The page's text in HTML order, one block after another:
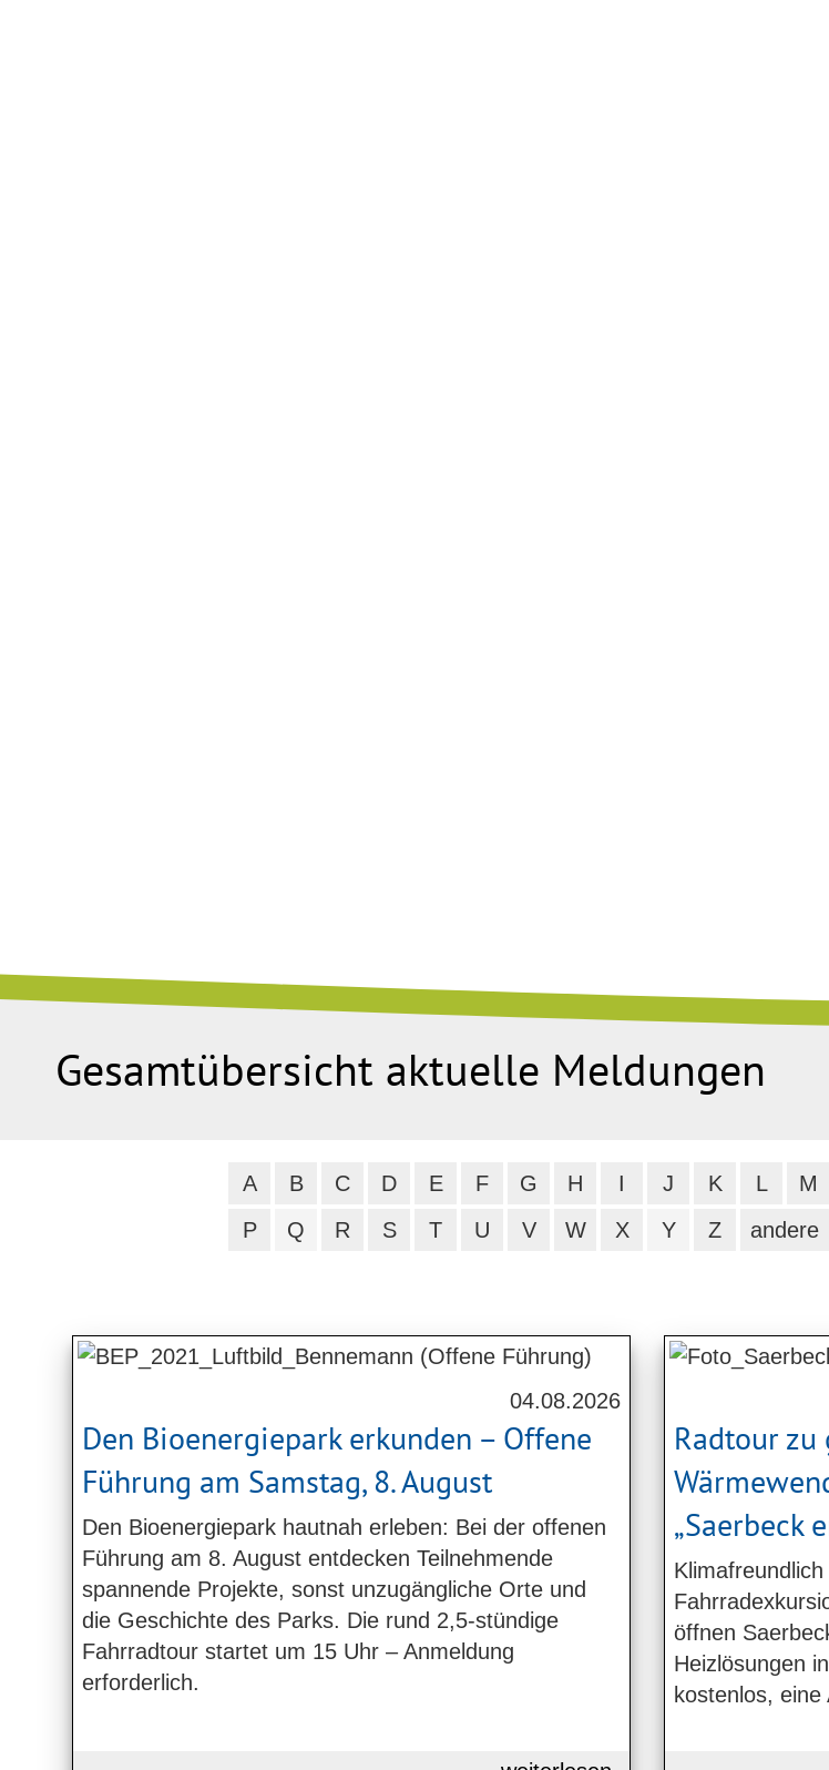
Gesamtübersicht aktuelle Meldungen
A B C D E F G H I J K L M
P
Q R S T U V W X Y Z andere
Den Bioenergiepark erkunden – Offene
Führung am Samstag, 8. August
04.08.2026
Den Bioenergiepark hautnah erleben: Bei der offenen
Führung am 8. August entdecken Teilnehmende
spannende Projekte, sonst unzugängliche Orte und
die Geschichte des Parks. Die rund 2,5-stündige
Fahrradtour startet um 15 Uhr – Anmeldung
erforderlich.
Radtour
„Saerbeck
öffnen
Heizlösungen
kostenlos,